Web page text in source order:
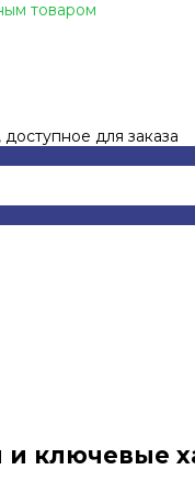
товаром
для заказа
и ключевые